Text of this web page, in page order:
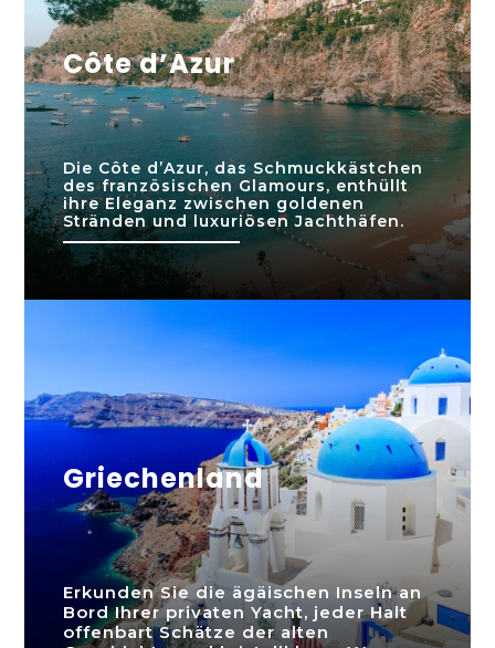
Côte d’Azur
Die Côte d’Azur, das Schmuckkästchen
des französischen Glamours, enthüllt
ihre Eleganz zwischen goldenen
Stränden und luxuriösen Jachthäfen.
Griechenland
Erkunden Sie die ägäischen Inseln an
Bord Ihrer privaten Yacht, jeder Halt
offenbart Schätze der alten